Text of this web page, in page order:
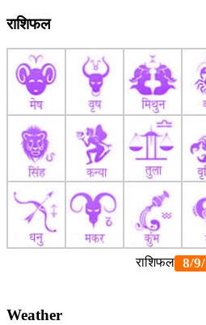
राशिफल
Weather